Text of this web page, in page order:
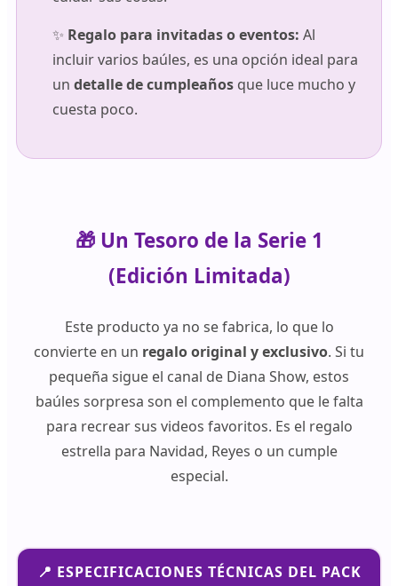
✨ Regalo para invitadas o eventos: Al
incluir varios baúles, es una opción ideal para
un detalle de cumpleaños que luce mucho y
cuesta poco.
🎁 Un Tesoro de la Serie 1
(Edición Limitada)
Este producto ya no se fabrica, lo que lo
convierte en un regalo original y exclusivo. Si tu
pequeña sigue el canal de Diana Show, estos
baúles sorpresa son el complemento que le falta
para recrear sus videos favoritos. Es el regalo
estrella para Navidad, Reyes o un cumple
especial.
📍 ESPECIFICACIONES TÉCNICAS DEL PACK